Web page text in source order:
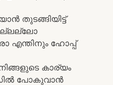
തുടങ്ങിയിട്ട്
എന്തിനും ഹോപ്പ്
കാര്യം
പോകുവാൻ